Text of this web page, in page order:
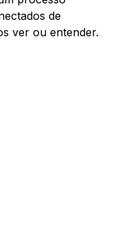
de
ver ou entender.